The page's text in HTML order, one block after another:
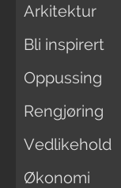
Arkitektur
Bli inspirert
Oppussing
Rengjøring
Vedlikehold
Økonomi